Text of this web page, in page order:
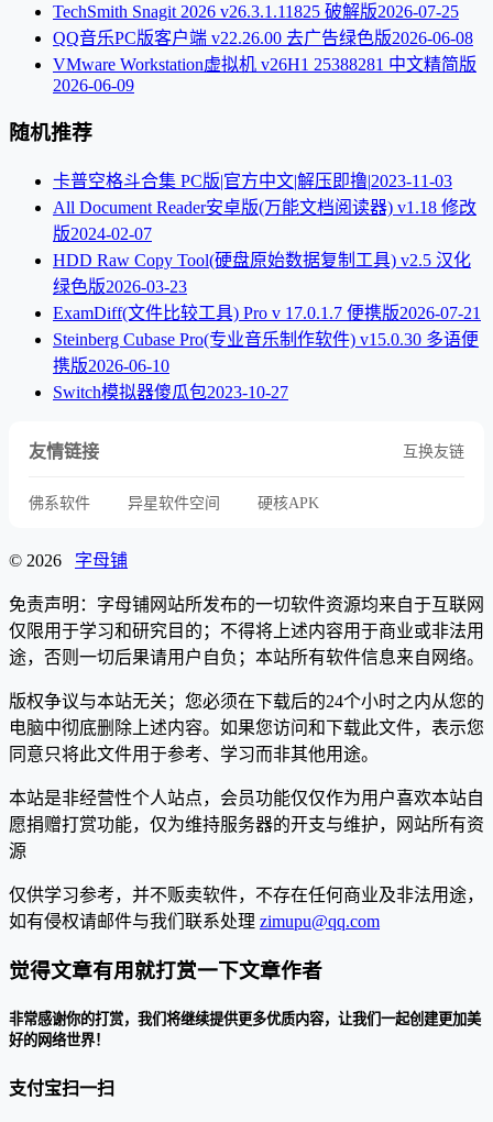
TechSmith Snagit 2026 v26.3.1.11825 破解版2026-07-25
QQ音乐PC版客户端 v22.26.00 去广告绿色版2026-06-08
VMware Workstation虚拟机 v26H1 25388281 中文精简版
2026-06-09
随机推荐
卡普空格斗合集 PC版|官方中文|解压即撸|2023-11-03
All Document Reader安卓版(万能文档阅读器) v1.18 修改
版2024-02-07
HDD Raw Copy Tool(硬盘原始数据复制工具) v2.5 汉化
绿色版2026-03-23
ExamDiff(文件比较工具) Pro v 17.0.1.7 便携版2026-07-21
Steinberg Cubase Pro(专业音乐制作软件) v15.0.30 多语便
携版2026-06-10
Switch模拟器傻瓜包2023-10-27
友情链接 互换友链
佛系软件 异星软件空间 硬核APK
© 2026 字母铺
免责声明：字母铺网站所发布的一切软件资源均来自于互联网
仅限用于学习和研究目的；不得将上述内容用于商业或非法用
途，否则一切后果请用户自负；本站所有软件信息来自网络。
版权争议与本站无关；您必须在下载后的24个小时之内从您的
电脑中彻底删除上述内容。如果您访问和下载此文件，表示您
同意只将此文件用于参考、学习而非其他用途。
本站是非经营性个人站点，会员功能仅仅作为用户喜欢本站自
愿捐赠打赏功能，仅为维持服务器的开支与维护，网站所有资
源
仅供学习参考，并不贩卖软件，不存在任何商业及非法用途，
如有侵权请邮件与我们联系处理 zimupu@qq.com
觉得文章有用就打赏一下文章作者
非常感谢你的打赏，我们将继续提供更多优质内容，让我们一起创建更加美
好的网络世界！
支付宝扫一扫